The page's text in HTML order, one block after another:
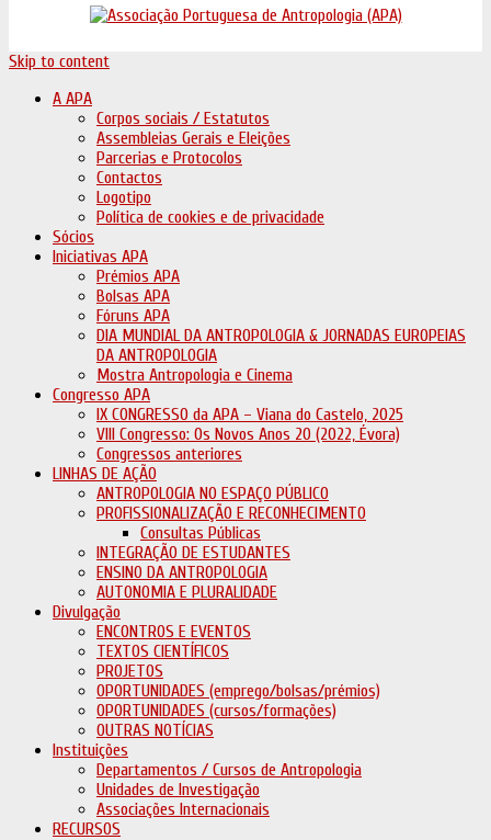
Skip to content
A APA
Corpos sociais / Estatutos
Assembleias Gerais e Eleições
Parcerias e Protocolos
Contactos
Logotipo
Política de cookies e de privacidade
Sócios
Iniciativas APA
Prémios APA
Bolsas APA
Fóruns APA
DIA MUNDIAL DA ANTROPOLOGIA & JORNADAS EUROPEIAS
DA ANTROPOLOGIA
Mostra Antropologia e Cinema
Congresso APA
IX CONGRESSO da APA – Viana do Castelo, 2025
VIII Congresso: Os Novos Anos 20 (2022, Évora)
Congressos anteriores
LINHAS DE AÇÃO
ANTROPOLOGIA NO ESPAÇO PÚBLICO
PROFISSIONALIZAÇÃO E RECONHECIMENTO
Consultas Públicas
INTEGRAÇÃO DE ESTUDANTES
ENSINO DA ANTROPOLOGIA
AUTONOMIA E PLURALIDADE
Divulgação
ENCONTROS E EVENTOS
TEXTOS CIENTÍFICOS
PROJETOS
OPORTUNIDADES (emprego/bolsas/prémios)
OPORTUNIDADES (cursos/formações)
OUTRAS NOTÍCIAS
Instituições
Departamentos / Cursos de Antropologia
Unidades de Investigação
Associações Internacionais
RECURSOS